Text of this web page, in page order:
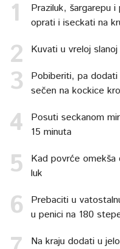
Praziluk, šargarepu
oprati i iseckati na
Kuvati u vreloj
Pobiberiti, pa
sečen na kockice
Posuti seckanom
15 minuta
Kad povrće omekša
luk
Prebaciti u
u penici na 180
Na kraju dodati u